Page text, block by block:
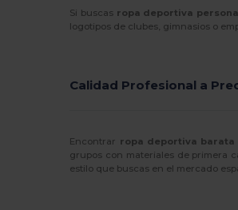
SF Clothing
SOL'S (22)
Si buscas ropa deportiva
logotipos de clubes, gimnasios o
Calidad Profesional a
Encontrar ropa deportiva barata
grupos con materiales de primera
estilo que buscas en el mercado